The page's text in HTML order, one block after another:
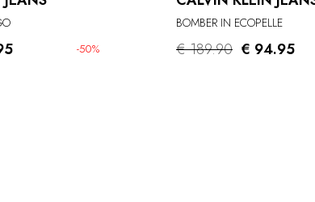
-50%
BOMBER IN ECOPELLE
€ 189.90 € 94.95